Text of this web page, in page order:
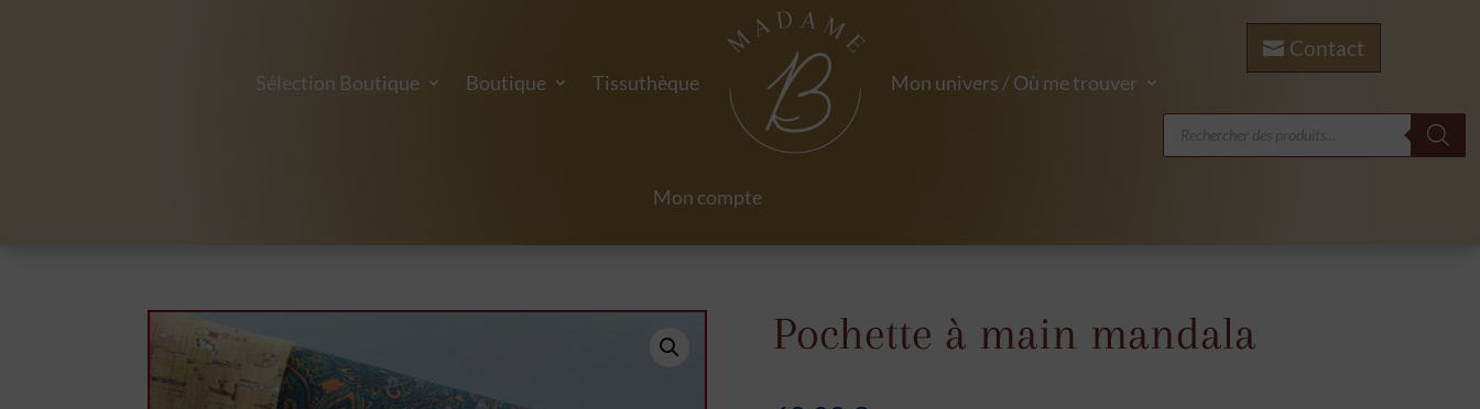
Sélection Boutique Boutique Tissuthèque Mon univers / Où me trouver
Mon compte
Contact
Recherche
produits
Pochette à main mandala